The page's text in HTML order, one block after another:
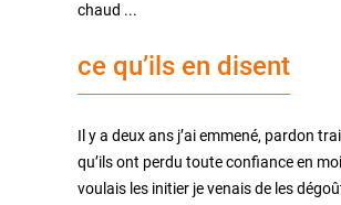
chaud ...
ce qu’ils en disent
Il y a deux ans j’ai emmené, pardon
qu’ils ont perdu toute confiance en
voulais les initier je venais de les